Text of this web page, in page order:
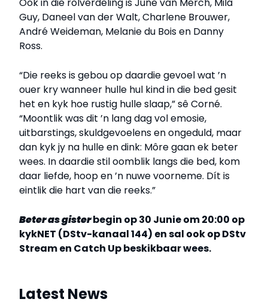
Ook in die rolverdeling is June van Merch, Mila
Guy, Daneel van der Walt, Charlene Brouwer,
André Weideman, Melanie du Bois en Danny
Ross.
“Die reeks is gebou op daardie gevoel wat ’n
ouer kry wanneer hulle hul kind in die bed gesit
het en kyk hoe rustig hulle slaap,” sê Corné.
“Moontlik was dit ’n lang dag vol emosie,
uitbarstings, skuldgevoelens en ongeduld, maar
dan kyk jy na hulle en dink: Môre gaan ek beter
wees. In daardie stil oomblik langs die bed, kom
daar liefde, hoop en ’n nuwe voorneme. Dít is
eintlik die hart van die reeks.”
Beter as gisterbegin op 30 Junie om 20:00 op
kykNET (DStv-kanaal 144) en sal ook op DStv
Stream en Catch Up beskikbaar wees.
Latest News